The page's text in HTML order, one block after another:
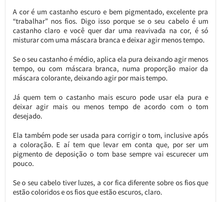
A cor é um castanho escuro e bem pigmentado, excelente pra
“trabalhar” nos fios. Digo isso porque se o seu cabelo é um
castanho claro e você quer dar uma reavivada na cor, é só
misturar com uma máscara branca e deixar agir menos tempo.
Se o seu castanho é médio, aplica ela pura deixando agir menos
tempo, ou com máscara branca, numa proporção maior da
máscara colorante, deixando agir por mais tempo.
Já quem tem o castanho mais escuro pode usar ela pura e
deixar agir mais ou menos tempo de acordo com o tom
desejado.
Ela também pode ser usada para corrigir o tom, inclusive após
a coloração. E aí tem que levar em conta que, por ser um
pigmento de deposição o tom base sempre vai escurecer um
pouco.
Se o seu cabelo tiver luzes, a cor fica diferente sobre os fios que
estão coloridos e os fios que estão escuros, claro.